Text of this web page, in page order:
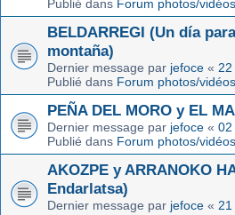
Publié dans Forum photos/vidéos
BELDARREGI (Un día
montaña)
Dernier message par jefoce « 22
Publié dans Forum photos/vidéos
PEÑA DEL MORO y EL
Dernier message par jefoce « 02
Publié dans Forum photos/vidéos
AKOZPE y ARRANOKO
Endarlatsa)
Dernier message par jefoce « 21